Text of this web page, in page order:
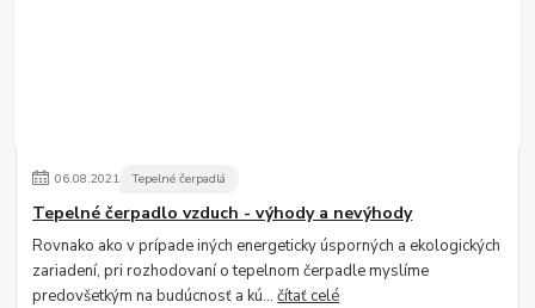
06.08.2021 Tepelné čerpadlá
Tepelné čerpadlo vzduch - výhody a nevýhody
Rovnako ako v prípade iných energeticky úsporných a ekologických
zariadení, pri rozhodovaní o tepelnom čerpadle myslíme
predovšetkým na budúcnosť a kú...čítať celé